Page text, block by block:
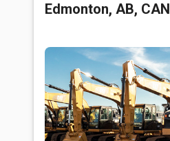
Edmonton, AB, CAN